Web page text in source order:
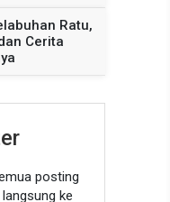
Ratu,
Cerita
posting
ke